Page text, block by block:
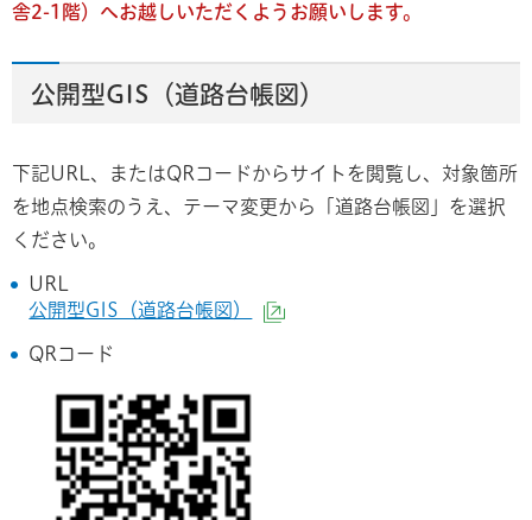
舎2-1階）へお越しいただくようお願いします。
公開型GIS（道路台帳図）
下記URL、またはQRコードからサイトを閲覧し、対象箇所
を地点検索のうえ、テーマ変更から「道路台帳図」を選択
ください。
URL
公開型GIS（道路台帳図）
QRコード